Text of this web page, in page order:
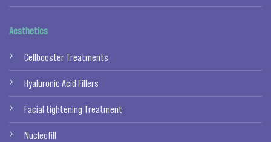
Aesthetics
Cellbooster Treatments
Hyaluronic Acid Fillers
Facial tightening Treatment
Nucleofill